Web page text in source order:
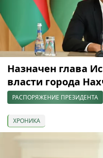
Назначен глава
власти города
РАСПОРЯЖЕНИЕ ПРЕЗИДЕНТА
ХРОНИКА